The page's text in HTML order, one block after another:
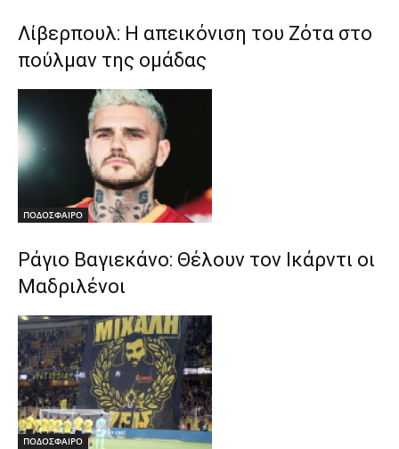
Λίβερπουλ: Η απεικόνιση του Ζότα στο
πούλμαν της ομάδας
ΠΟΔΟΣΦΑΙΡΟ
Ράγιο Βαγιεκάνο: Θέλουν τον Ικάρντι οι
Μαδριλένοι
ΠΟΔΟΣΦΑΙΡΟ